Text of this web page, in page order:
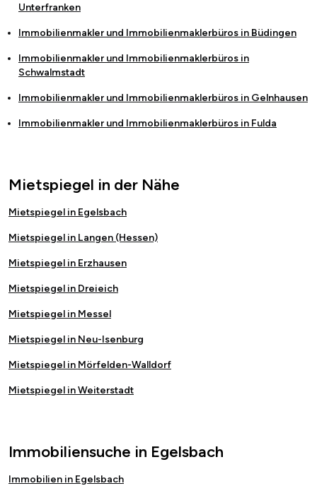
Unterfranken
Immobilienmakler und Immobilienmaklerbüros in Büdingen
Immobilienmakler und Immobilienmaklerbüros in
Schwalmstadt
Immobilienmakler und Immobilienmaklerbüros in Gelnhausen
Immobilienmakler und Immobilienmaklerbüros in Fulda
Mietspiegel in der Nähe
Mietspiegel in Egelsbach
Mietspiegel in Langen (Hessen)
Mietspiegel in Erzhausen
Mietspiegel in Dreieich
Mietspiegel in Messel
Mietspiegel in Neu-Isenburg
Mietspiegel in Mörfelden-Walldorf
Mietspiegel in Weiterstadt
Immobiliensuche in Egelsbach
Immobilien in Egelsbach